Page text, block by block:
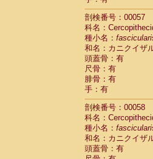
剖検番号：00057
科名：
種小名：
和名：カニクイザ
頭蓋骨：有
尺骨：有
腓骨：有
手：有
剖検番号：00058
科名：
種小名：
和名：カニクイザ
頭蓋骨：有